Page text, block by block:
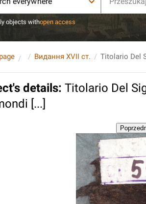
objects withopen access
Видання XVII ст.
details: Titolario Del
[...]